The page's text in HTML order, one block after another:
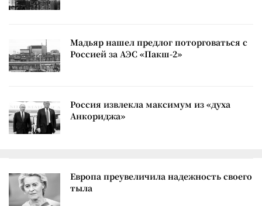
Мадьяр нашел предлог поторговаться с
Россией за АЭС «Пакш-2»
Россия извлекла максимум из «духа
Анкориджа»
Европа преувеличила надежность своего
тыла